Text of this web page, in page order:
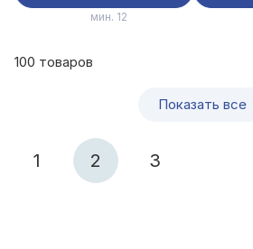
мин. 12
100 товаров
Показать все
1 2 3